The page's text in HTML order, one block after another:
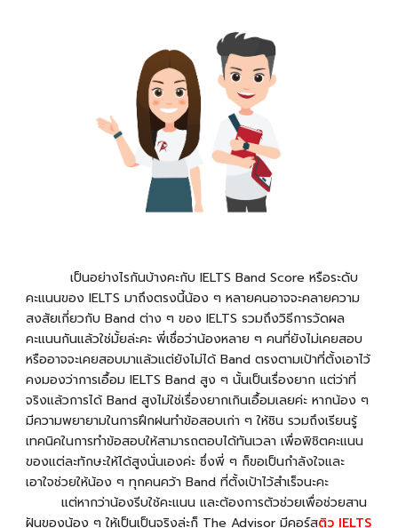
เป็นอย่างไรกันบ้างคะกับ IELTS Band Score หรือระดับ
คะแนนของ IELTS มาถึงตรงนี้น้อง ๆ หลายคนอาจจะคลายความ
สงสัยเกี่ยวกับ Band ต่าง ๆ ของ IELTS รวมถึงวิธีการวัดผล
คะแนนกันแล้วใช่มั้ยล่ะคะ พี่เชื่อว่าน้องหลาย ๆ คนที่ยังไม่เคยสอบ
หรืออาจจะเคยสอบมาแล้วแต่ยังไม่ได้ Band ตรงตามเป้าที่ตั้งเอาไว้
คงมองว่าการเอื้อม IELTS Band สูง ๆ นั้นเป็นเรื่องยาก แต่ว่าที่
จริงแล้วการได้ Band สูงไม่ใช่เรื่องยากเกินเอื้อมเลยค่ะ หากน้อง ๆ
มีความพยายามในการฝึกฝนทำข้อสอบเก่า ๆ ให้ชิน รวมถึงเรียนรู้
เทคนิคในการทำข้อสอบให้สามารถตอบได้ทันเวลา เพื่อพิชิตคะแนน
ของแต่ละทักษะให้ได้สูงนั่นเองค่ะ ซึ่งพี่ ๆ ก็ขอเป็นกำลังใจและ
เอาใจช่วยให้น้อง ๆ ทุกคนคว้า Band ที่ตั้งเป้าไว้สำเร็จนะคะ
แต่หากว่าน้องรีบใช้คะแนน และต้องการตัวช่วยเพื่อช่วยสาน
ฝันของน้อง ๆ ให้เป็นเป็นจริงล่ะก็ The Advisor มีคอร์สติว IELTS